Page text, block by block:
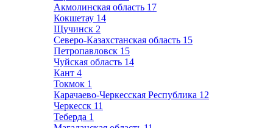
Акмолинская область 17
Кокшетау 14
Щучинск 2
Северо-Казахстанская область 15
Петропавловск 15
Чуйская область 14
Кант 4
Токмок 1
Карачаево-Черкесская Республика 12
Черкесск 11
Теберда 1